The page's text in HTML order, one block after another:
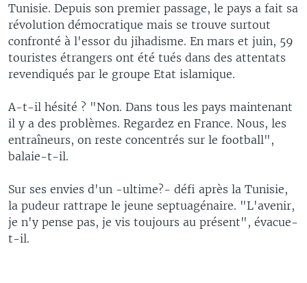
Tunisie. Depuis son premier passage, le pays a fait sa
révolution démocratique mais se trouve surtout
confronté à l'essor du jihadisme. En mars et juin, 59
touristes étrangers ont été tués dans des attentats
revendiqués par le groupe Etat islamique.
A-t-il hésité ? "Non. Dans tous les pays maintenant
il y a des problèmes. Regardez en France. Nous, les
entraîneurs, on reste concentrés sur le football",
balaie-t-il.
Sur ses envies d'un -ultime?- défi après la Tunisie,
la pudeur rattrape le jeune septuagénaire. "L'avenir,
je n'y pense pas, je vis toujours au présent", évacue-
t-il.